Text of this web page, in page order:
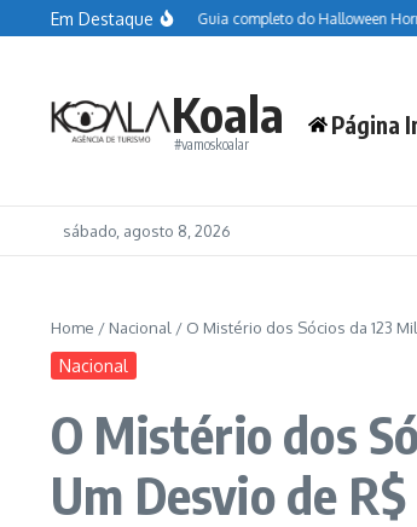
Ir para o conteúdo
Em Destaque
of Harry Potter Guia completo do Halloween Horror
Koala
#vamoskoalar
Página
sábado, agosto 8, 2026
Home / Nacional / O Mistério dos Sócios da 123
Nacional
O Mistério dos
Um Desvio de